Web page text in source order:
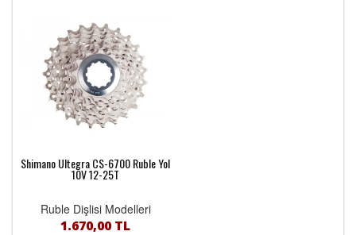
Shimano Ultegra CS-6700 Ruble Yol
10V 12-25T
Ruble Dişlisi Modelleri
1.670,00 TL